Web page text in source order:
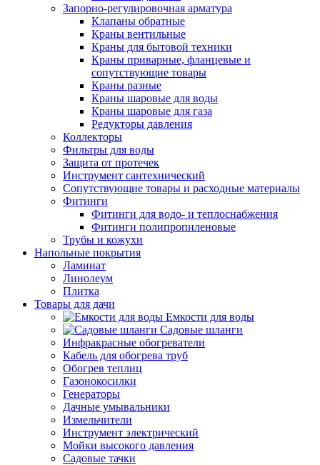
Запорно-регулировочная арматура
Клапаны обратные
Краны вентильные
Краны для бытовой техники
Краны приварные, фланцевые и
сопутствующие товары
Краны разные
Краны шаровые для воды
Краны шаровые для газа
Редукторы давления
Коллекторы
Фильтры для воды
Защита от протечек
Инструмент сантехнический
Сопутствующие товары и расходные материалы
Фитинги
Фитинги для водо- и теплоснабжения
Фитинги полипропиленовые
Трубы и кожухи
Напольные покрытия
Ламинат
Линолеум
Плитка
Товары для дачи
Емкости для воды
Садовые шланги
Инфракрасные обогреватели
Кабель для обогрева труб
Обогрев теплиц
Газонокосилки
Генераторы
Дачные умывальники
Измельчители
Инструмент электрический
Мойки высокого давления
Садовые тачки